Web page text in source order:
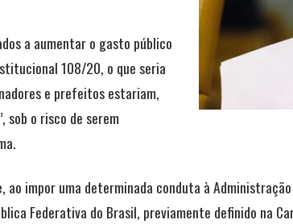
a aumentar o gasto público
108/20, o que seria
e prefeitos estariam,
sob o risco de serem
ao impor uma determinada conduta à
Federativa do Brasil, previamente definido na